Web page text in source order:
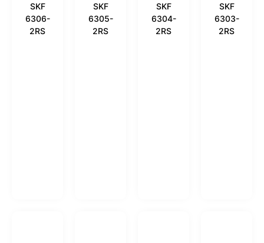
SKF
6306-
2RS
SKF
6305-
2RS
SKF
6304-
2RS
SKF
6303-
2RS